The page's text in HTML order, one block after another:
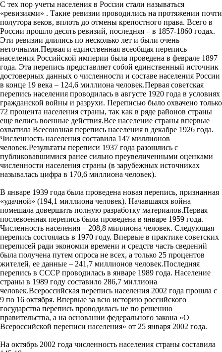
С тех пор учеты населения в России стали называться
«ревизиями» . Такие ревизии проводились на протяжении почти
полутора веков, вплоть до отмены крепостного права. Всего в
России прошло десять ревизий, последняя – в 1857-1860 годах.
Эти ревизии длились по несколько лет и были очень
неточными.Первая и единственная всеобщая перепись
населения Российской империи была проведена в феврале 1897
года. Эта перепись представляет собой единственный источник
достоверных данных о численности и составе населения России
в конце 19 века – 124,6 миллиона человек.Первая советская
перепись населения проводилась в августе 1920 года в условиях
гражданской войны и разрухи. Переписью было охвачено только
72 процента населения страны, так как в ряде районов страны
еще велись военные действия.Все население страны впервые
охватила Всесоюзная перепись населения в декабре 1926 года.
Численность населения составила 147 миллионов
человек.Результаты переписи 1937 года разошлись с
публиковавшимися ранее сильно преувеличенными оценками
численности населения страны (в зарубежных источниках
называлась цифра в 170,6 миллиона человек).
В январе 1939 года была проведена новая перепись, признанная
«удачной» (194,1 миллиона человек). Начавшаяся война
помешала довершить полную разработку материалов.Первая
послевоенная перепись была проведена в январе 1959 года.
Численность населения – 208,8 миллиона человек. Следующая
перепись состоялась в 1970 году. Впервые в практике советских
переписей ради экономии времени и средств часть сведений
была получена путем опроса не всех, а только 25 процентов
жителей, ее данные – 241,7 миллионов человек.Последняя
перепись в СССР проводилась в январе 1989 года. Население
страны в 1989 году составило 286,7 миллиона
человек.Всероссийская перепись населения 2002 года прошла с
9 по 16 октября. Впервые за всю историю российского
государства перепись проводилась не по решению
правительства, а на основании федерального закона «О
Всероссийской переписи населения» от 25 января 2002 года.
На октябрь 2002 года численность населения страны составила